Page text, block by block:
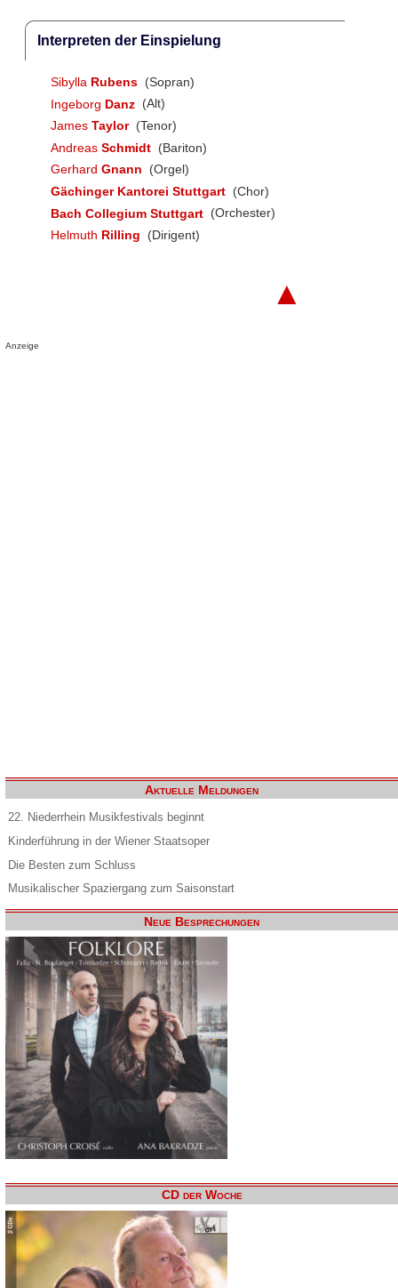
Interpreten der Einspielung
Sibylla Rubens (Sopran)
Ingeborg Danz (Alt)
James Taylor (Tenor)
Andreas Schmidt (Bariton)
Gerhard Gnann
(Orgel)
Gächinger Kantorei Stuttgart (Chor)
Bach Collegium Stuttgart (Orchester)
Helmuth Rilling (Dirigent)
▲
Anzeige
Aktuelle Meldungen
22. Niederrhein Musikfestivals beginnt
Kinderführung in der Wiener Staatsoper
Die Besten zum Schluss
Musikalischer Spaziergang zum Saisonstart
Neue Besprechungen
CD der Woche